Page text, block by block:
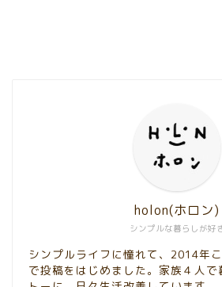
シンプルな暮らしが好
holon(ホロン)
シンプルライフに憧れて、2014年
で投稿をはじめました。家族４人で